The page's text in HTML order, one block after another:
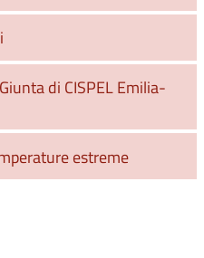
di CISPEL Emilia-
estreme